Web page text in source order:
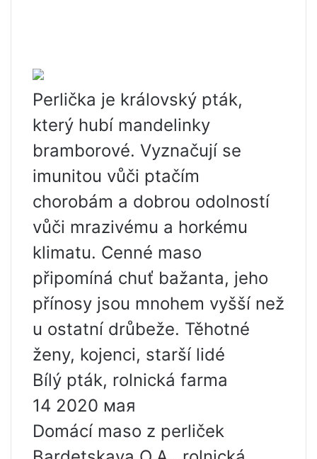
Perlička je královský pták,
který hubí mandelinky
bramborové. Vyznačují se
imunitou vůči ptačím
chorobám a dobrou odolností
vůči mrazivému a horkému
klimatu. Cenné maso
připomíná chuť bažanta, jeho
přínosy jsou mnohem vyšší než
u ostatní drůbeže. Těhotné
ženy, kojenci, starší lidé
Bílý pták, rolnická farma
14 2020 мая
Domácí maso z perliček